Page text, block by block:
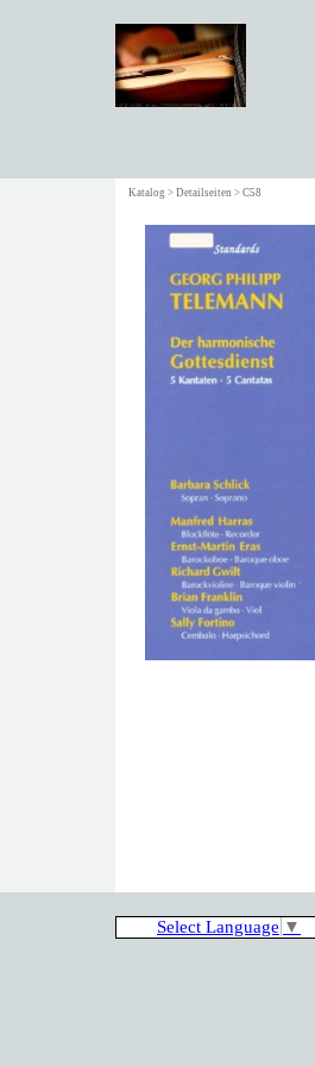
Katalog > Detailseiten > C58
Select Language ▼